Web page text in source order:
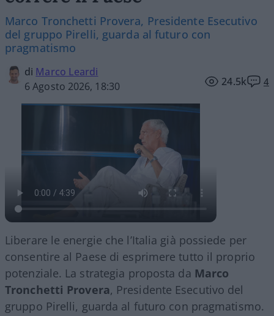
Marco Tronchetti Provera, Presidente Esecutivo
del gruppo Pirelli, guarda al futuro con
pragmatismo
di Marco Leardi
6 Agosto 2026, 18:30
24.5k 4
Liberare le energie che l’Italia già possiede per
consentire al Paese di esprimere tutto il proprio
potenziale. La strategia proposta da Marco
Tronchetti Provera, Presidente Esecutivo del
gruppo Pirelli, guarda al futuro con pragmatismo.